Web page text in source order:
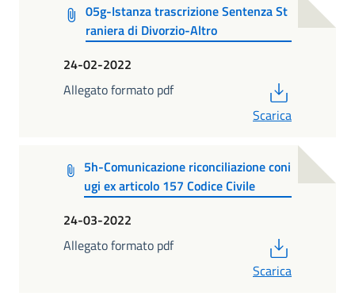
05g-Istanza trascrizione Sentenza St
raniera di Divorzio-Altro
24-02-2022
Allegato formato pdf
Scarica
5h-Comunicazione riconciliazione coni
ugi ex articolo 157 Codice Civile
24-03-2022
Allegato formato pdf
Scarica